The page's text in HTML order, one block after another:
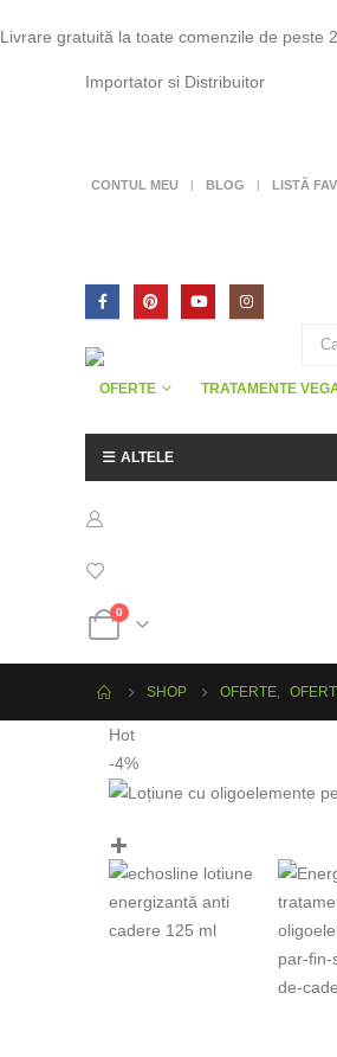
Livrare gratuită la toate comenzile de peste
Importator si Distribuitor
CONTUL MEU BLOG LISTĂ
OFERTE TRATAMENTE
ALTELE
0
SHOP OFERTE,
Hot
-4%